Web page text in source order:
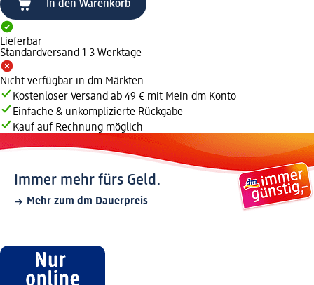
In den Warenkorb
Lieferbar
Standardversand 1-3 Werktage
Nicht verfügbar in dm Märkten
Kostenloser Versand ab 49 € mit Mein dm Konto
Einfache & unkomplizierte Rückgabe
Kauf auf Rechnung möglich
Immer mehr fürs Geld.
Mehr zum dm Dauerpreis